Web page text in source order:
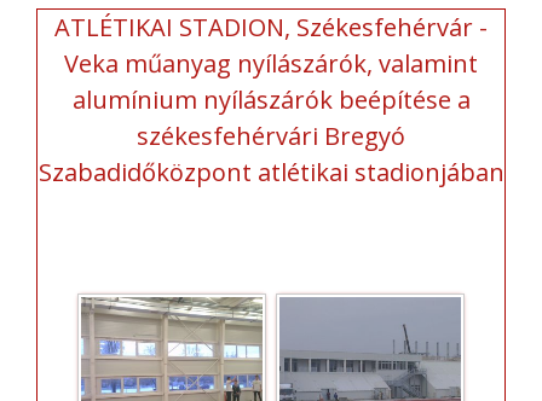
ATLÉTIKAI STADION, Székesfehérvár -
Veka műanyag nyílászárók, valamint
alumínium nyílászárók beépítése a
székesfehérvári Bregyó
Szabadidőközpont atlétikai stadionjában